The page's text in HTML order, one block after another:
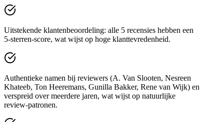
Uitstekende klantenbeoordeling: alle 5 recensies hebben een
5‑sterren‑score, wat wijst op hoge klanttevredenheid.
Authentieke namen bij reviewers (A. Van Slooten, Nesreen
Khateeb, Ton Heeremans, Gunilla Bakker, Rene van Wijk) en
verspreid over meerdere jaren, wat wijst op natuurlijke
review‑patronen.